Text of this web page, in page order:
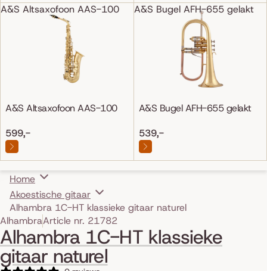
A&S Altsaxofoon AAS-100
A&S Altsaxofoon AAS-100
599,-
A&S Bugel AFH-655 gelakt
A&S Bugel AFH-655 gelakt
539,-
Home
Akoestische gitaar
Alhambra 1C-HT klassieke gitaar naturel
Skip to product information
AlhambraArticle nr. 21782
Alhambra 1C-HT klassieke
gitaar naturel